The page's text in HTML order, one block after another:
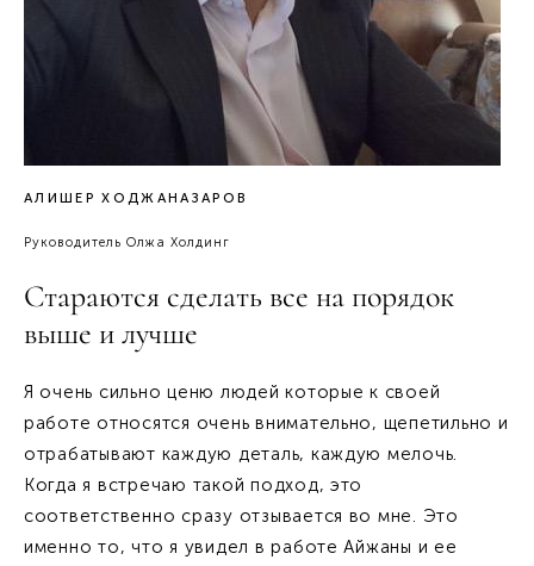
АЛИШЕР ХОДЖАНАЗАРОВ
Руководитель Олжа Холдинг
Стараются сделать все на порядок
выше и лучше
Я очень сильно ценю людей которые к своей
работе относятся очень внимательно, щепетильно и
отрабатывают каждую деталь, каждую мелочь.
Когда я встречаю такой подход, это
соответственно сразу отзывается во мне. Это
именно то, что я увидел в работе Айжаны и ее